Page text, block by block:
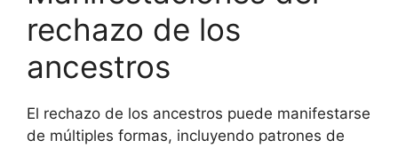
rechazo de los
ancestros
El rechazo de los ancestros puede manifestarse
de múltiples formas, incluyendo patrones de